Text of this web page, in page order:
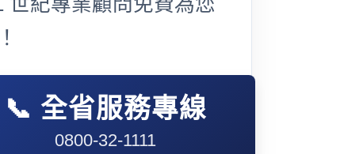
巴氏量表
關於我們
案例分享
A級人力仲介廣告
📞 全省服務專線
0800-32-1111